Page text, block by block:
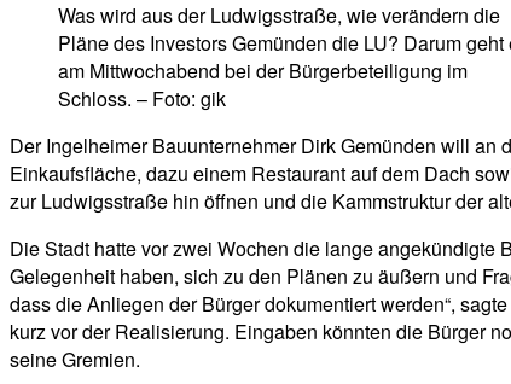
Was wird aus der Ludwigsstraße, wie verändern die
Pläne des Investors Gemünden die LU? Darum geht
am Mittwochabend bei der Bürgerbeteiligung im
Schloss. – Foto: gik
Der Ingelheimer Bauunternehmer Dirk Gemünden will
Einkaufsfläche, dazu einem Restaurant auf dem Dach
zur Ludwigsstraße hin öffnen und die Kammstruktur der
Die Stadt hatte vor zwei Wochen die lange
Gelegenheit haben, sich zu den Plänen zu äußern und
dass die Anliegen der Bürger dokumentiert werden“,
kurz vor der Realisierung. Eingaben könnten die Bürger
seine Gremien.